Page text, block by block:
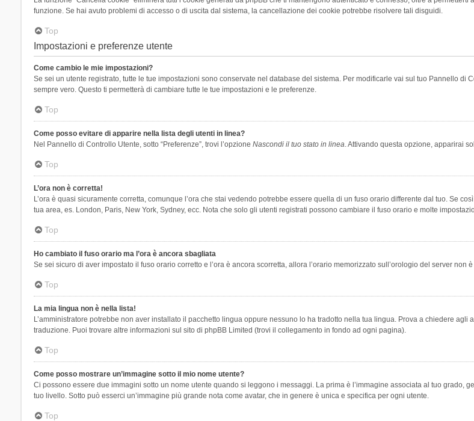
funzione. Se hai avuto problemi di accesso o di uscita dal sistema, la cancellazione dei cookie potrebbe risolvere tali disguidi.
Top
Impostazioni e preferenze utente
Come cambio le mie impostazioni?
Se sei un utente registrato, tutte le tue impostazioni sono conservate nel database del sistema. Per modificarle vai sul tuo Pannello
sempre vero. Questo ti permetterà di cambiare tutte le tue impostazioni e le preferenze.
Top
Come posso evitare di apparire nella lista degli utenti in linea?
Nel Pannello di Controllo Utente, sotto “Preferenze”, trovi l’opzione Nascondi il tuo stato in linea. Attivando questa opzione, apparirai
Top
L’ora non è corretta!
L’ora è quasi sicuramente corretta, comunque l’ora che stai vedendo potrebbe essere quella di un fuso orario differente dal tuo. Se
tua area, es. London, Paris, New York, Sydney, ecc. Nota che solo gli utenti registrati possono cambiare il fuso orario e molte
Top
Ho cambiato il fuso orario ma l’ora è ancora sbagliata
Se sei sicuro di aver impostato il fuso orario corretto e l’ora è ancora scorretta, allora l’orario memorizzato sull’orologio del server
Top
La mia lingua non è nella lista!
L’amministratore potrebbe non aver installato il pacchetto lingua oppure nessuno lo ha tradotto nella tua lingua. Prova a chiedere
traduzione. Puoi trovare altre informazioni sul sito di phpBB Limited (trovi il collegamento in fondo ad ogni pagina).
Top
Come posso mostrare un’immagine sotto il mio nome utente?
Ci possono essere due immagini sotto un nome utente quando si leggono i messaggi. La prima è l’immagine associata al tuo grado,
tuo livello. Sotto può esserci un’immagine più grande nota come avatar, che in genere è unica e specifica per ogni utente.
Top